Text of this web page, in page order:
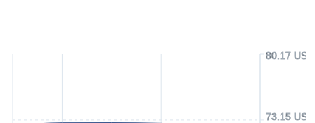
73.15 USD
80.17 USD